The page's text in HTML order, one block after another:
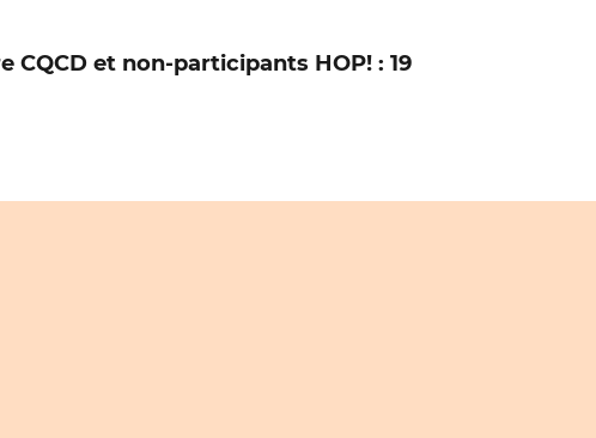
et non-participants HOP! : 19